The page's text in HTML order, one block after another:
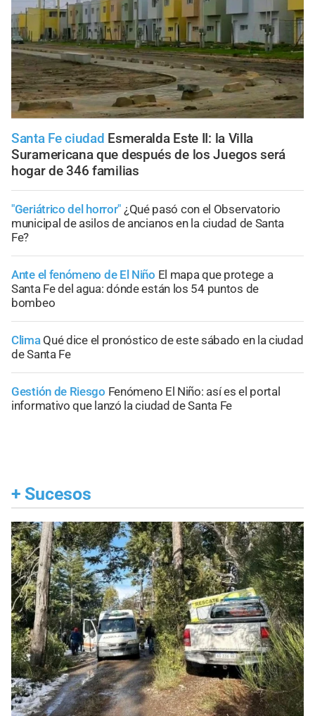
Santa Fe ciudad Esmeralda Este II: la Villa
Suramericana que después de los Juegos será
hogar de 346 familias
"Geriátrico del horror" ¿Qué pasó con el Observatorio
municipal de asilos de ancianos en la ciudad de Santa
Fe?
Ante el fenómeno de El Niño El mapa que protege a
Santa Fe del agua: dónde están los 54 puntos de
bombeo
Clima Qué dice el pronóstico de este sábado en la ciudad
de Santa Fe
Gestión de Riesgo Fenómeno El Niño: así es el portal
informativo que lanzó la ciudad de Santa Fe
+ Sucesos